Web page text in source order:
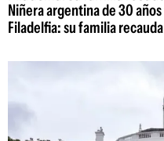
Niñera argentina de 30
Filadelfia: su familia